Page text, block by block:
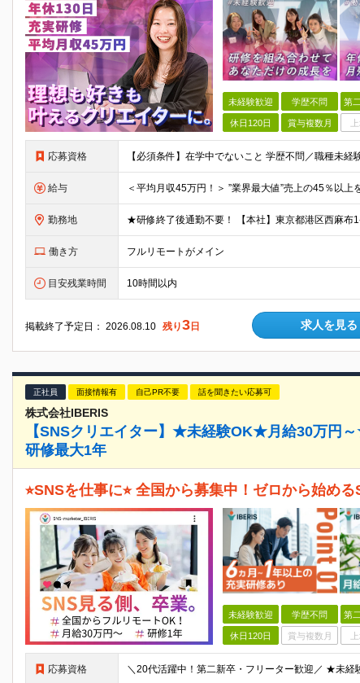
未経験歓迎 学歴不問 第
休日120日 賞与複数月
応募資格
給与
勤務地
働き方 フルリモートがメイン
目安残業時間 10時間以内
掲載終了予定日：2026.08.10 残り3 日 求人を見る
正社員 面接情報有 自己PR不要 話を聞きたい応募可
株式会社IBERIS
【SNSクリエイター】★未経験OK★月給30万円
研修最大1年
⭐︎SNSを仕事に⭐︎ 全国から募集中！ゼロから始める
未経験歓迎 学歴不問 第
休日120日 賞与複数月
応募資格